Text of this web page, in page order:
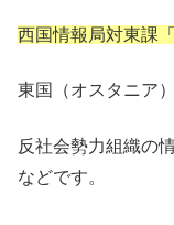
西国情報局対東課「
東国（オスタニア
反社会勢力組織の
などです。